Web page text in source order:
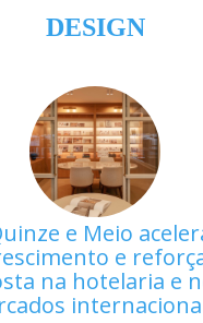
DESIGN
e Meio
e
na hotelaria e